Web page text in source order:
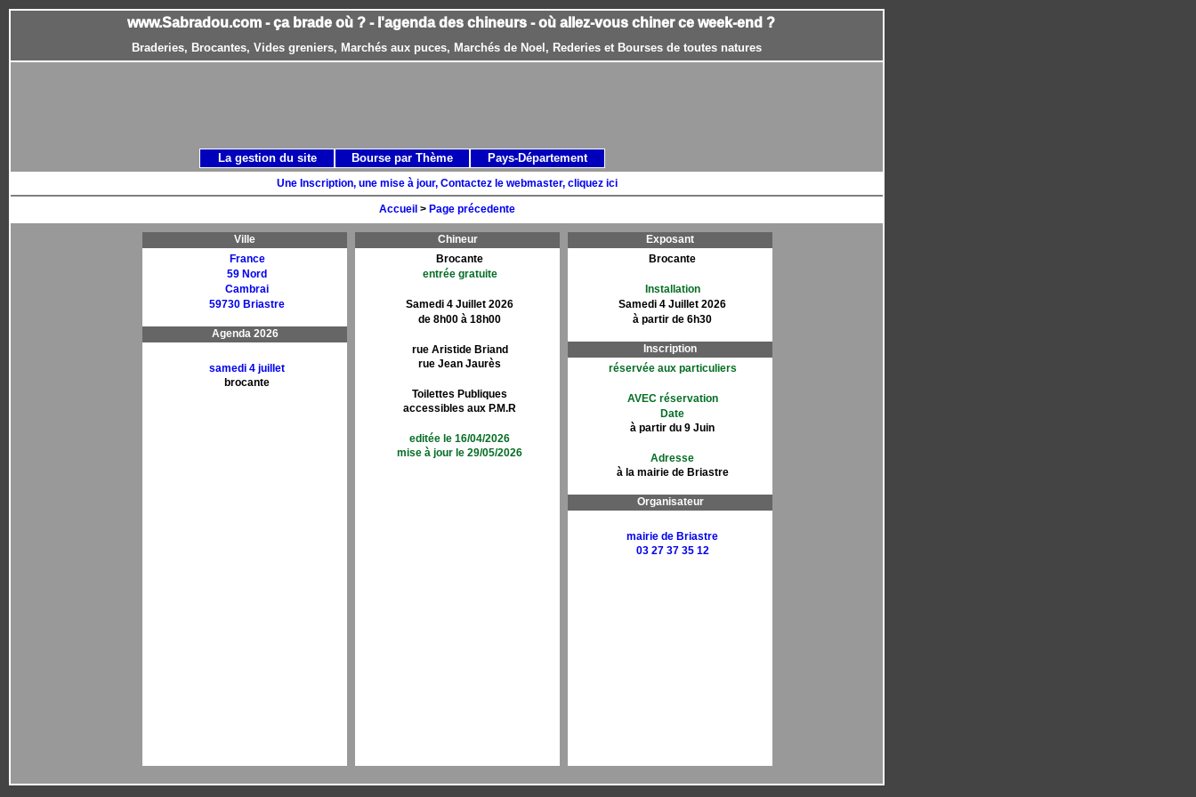
www.Sabradou.com - ça brade où ? - l'agenda des chineurs - où allez-vous chiner ce week-end ?
Braderies, Brocantes, Vides greniers, Marchés aux puces, Marchés de Noel, Rederies et Bourses de toutes natures
Une Inscription, une mise à jour, Contactez le webmaster, cliquez ici
Accueil > Page précedente
Ville
France
59 Nord
Cambrai
59730 Briastre
Agenda 2026
samedi 4 juillet
brocante
Chineur
Brocante
entrée gratuite
Samedi 4 Juillet 2026
de 8h00 à 18h00
rue Aristide Briand
rue Jean Jaurès
Toilettes Publiques
accessibles aux P.M.R
editée le 16/04/2026
mise à jour le 29/05/2026
Exposant
Brocante
Installation
Samedi 4 Juillet 2026
à partir de 6h30
Inscription
réservée aux particuliers
AVEC réservation
Date
à partir du 9 Juin
Adresse
à la mairie de Briastre
Organisateur
mairie de Briastre
03 27 37 35 12
La gestion du site Bourse par Thème Pays-Département